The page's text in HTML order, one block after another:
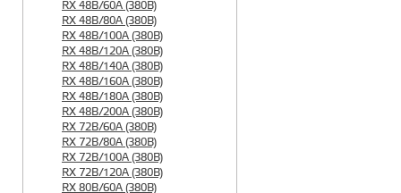
RX 48B/60A (380B)
RX 48B/80A (380B)
RX 48B/100A (380B)
RX 48B/120A (380B)
RX 48B/140A (380B)
RX 48B/160A (380B)
RX 48B/180A (380B)
RX 48B/200A (380B)
RX 72B/60A (380B)
RX 72B/80A (380B)
RX 72B/100A (380B)
RX 72B/120A (380B)
RX 80B/60A (380B)